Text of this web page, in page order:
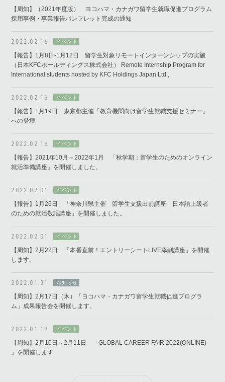
【周知】（2021年度版） ヨコハマ・カナガワ留学生就職促進プログラム
採用事例・事業報告パンフレット完成の通知
2022.02.16
【報告】1月8日-1月12日 留学生対象リモートインターンシップの実施
（日本KFCホールディングス株式会社） Remote Internship Program for
International students hosted by KFC Holdings Japan Ltd.,
2022.02.15
【報告】1月19日 東京都主催「教育機関向け留学生就職支援セミナー」
への登壇
2022.02.15
【報告】2021年10月～2022年1月 「秋学期：留学生のためのオンライン
就活準備講座」を開催しました。
2022.02.01
【報告】1月26日 「神奈川県主催 留学生支援出前講座 日本語上級者
のための就活敬語講座」を開催しました。
2022.02.01
【周知】2月22日 「本番直前！エントリーシートLIVE添削講座」を開催
します。
2022.01.31
【周知】2月17日（木）「ヨコハマ・カナガワ留学生就職促進プログラ
ム」成果報告会を開催します。
2022.01.19
【周知】2月10日～2月11日 「GLOBAL CAREER FAIR 2022(ONLINE)
」を開催します